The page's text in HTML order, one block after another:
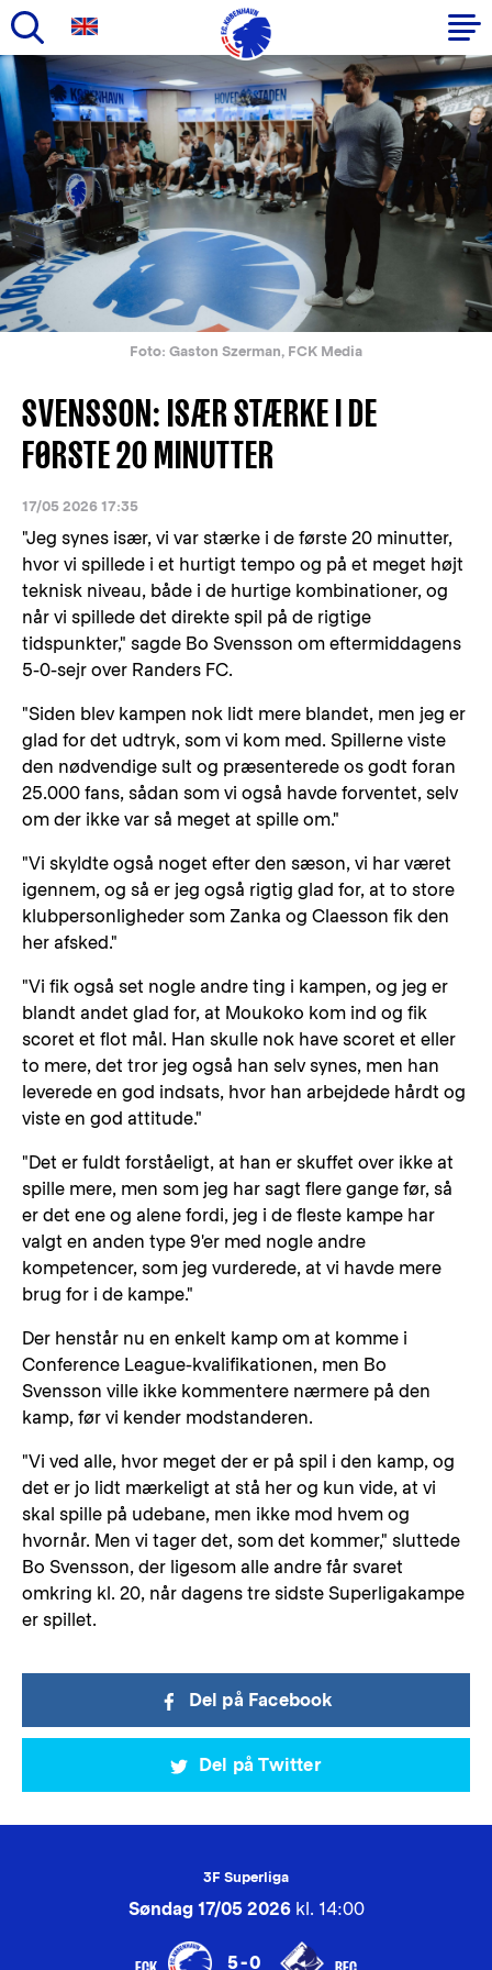
Gå
til
hovedindhold
Primær
navigation
Foto: Gaston Szerman, FCK Media
SVENSSON: ISÆR STÆRKE I DE
FØRSTE 20 MINUTTER
17/05 2026 17:35
"Jeg synes især, vi var stærke i de første 20 minutter,
hvor vi spillede i et hurtigt tempo og på et meget højt
teknisk niveau, både i de hurtige kombinationer, og
når vi spillede det direkte spil på de rigtige
tidspunkter," sagde Bo Svensson om eftermiddagens
5-0-sejr over Randers FC.
"Siden blev kampen nok lidt mere blandet, men jeg er
glad for det udtryk, som vi kom med. Spillerne viste
den nødvendige sult og præsenterede os godt foran
25.000 fans, sådan som vi også havde forventet, selv
om der ikke var så meget at spille om."
"Vi skyldte også noget efter den sæson, vi har været
igennem, og så er jeg også rigtig glad for, at to store
klubpersonligheder som Zanka og Claesson fik den
her afsked."
"Vi fik også set nogle andre ting i kampen, og jeg er
blandt andet glad for, at Moukoko kom ind og fik
scoret et flot mål. Han skulle nok have scoret et eller
to mere, det tror jeg også han selv synes, men han
leverede en god indsats, hvor han arbejdede hårdt og
viste en god attitude."
"Det er fuldt forståeligt, at han er skuffet over ikke at
spille mere, men som jeg har sagt flere gange før, så
er det ene og alene fordi, jeg i de fleste kampe har
valgt en anden type 9'er med nogle andre
kompetencer, som jeg vurderede, at vi havde mere
brug for i de kampe."
Der henstår nu en enkelt kamp om at komme i
Conference League-kvalifikationen, men Bo
Svensson ville ikke kommentere nærmere på den
kamp, før vi kender modstanderen.
"Vi ved alle, hvor meget der er på spil i den kamp, og
det er jo lidt mærkeligt at stå her og kun vide, at vi
skal spille på udebane, men ikke mod hvem og
hvornår. Men vi tager det, som det kommer," sluttede
Bo Svensson, der ligesom alle andre får svaret
omkring kl. 20, når dagens tre sidste Superligakampe
er spillet.
Del på Facebook
Del på Twitter
3F Superliga
Søndag 17/05 2026kl. 14:00
5-0